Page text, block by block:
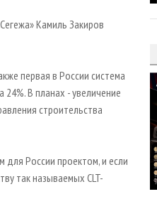
Камиль Закиров
первая в России система
В планах - увеличение
строительства
России проектом, и если
так называемых CLT-